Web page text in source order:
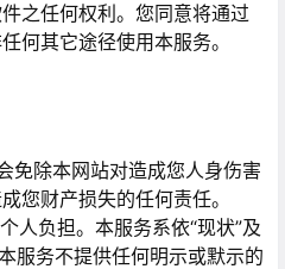
之任何权利。您同意将通过
何其它途径使用本服务。
免除本网站对造成您人身伤害
您财产损失的任何责任。
人负担。本服务系依“现状”及
服务不提供任何明示或默示的